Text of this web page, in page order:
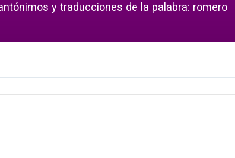
y traducciones de la palabra: romero